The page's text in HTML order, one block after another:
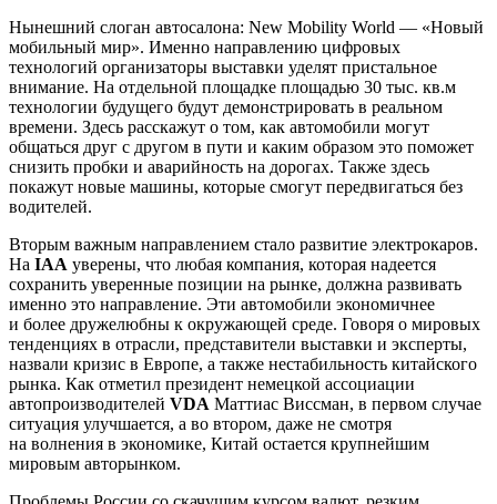
Нынешний слоган автосалона: New Mobility World — «Новый
мобильный мир». Именно направлению цифровых
технологий организаторы выставки уделят пристальное
внимание. На отдельной площадке площадью 30 тыс. кв.м
технологии будущего будут демонстрировать в реальном
времени. Здесь расскажут о том, как автомобили могут
общаться друг с другом в пути и каким образом это поможет
снизить пробки и аварийность на дорогах. Также здесь
покажут новые машины, которые смогут передвигаться без
водителей.
Вторым важным направлением стало развитие электрокаров.
На IAA уверены, что любая компания, которая надеется
сохранить уверенные позиции на рынке, должна развивать
именно это направление. Эти автомобили экономичнее
и более дружелюбны к окружающей среде. Говоря о мировых
тенденциях в отрасли, представители выставки и эксперты,
назвали кризис в Европе, а также нестабильность китайского
рынка. Как отметил президент немецкой ассоциации
автопроизводителей VDA Маттиас Виссман, в первом случае
ситуация улучшается, а во втором, даже не смотря
на волнения в экономике, Китай остается крупнейшим
мировым авторынком.